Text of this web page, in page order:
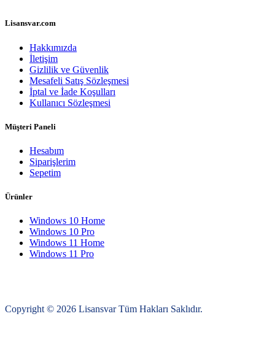
Lisansvar.com
Hakkımızda
İletişim
Gizlilik ve Güvenlik
Mesafeli Satış Sözleşmesi
İptal ve İade Koşulları
Kullanıcı Sözleşmesi
Müşteri Paneli
Hesabım
Siparişlerim
Sepetim
Ürünler
Windows 10 Home
Windows 10 Pro
Windows 11 Home
Windows 11 Pro
Copyright © 2026 Lisansvar Tüm Hakları Saklıdır.